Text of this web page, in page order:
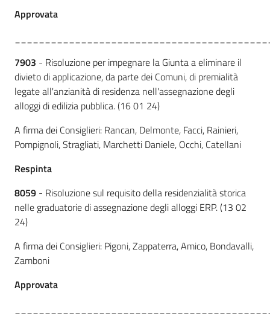
Approvata
7903 - Risoluzione per impegnare la Giunta a eliminare il
divieto di applicazione, da parte dei Comuni, di premialità
legate all'anzianità di residenza nell'assegnazione degli
alloggi di edilizia pubblica. (16 01 24)
A firma dei Consiglieri: Rancan, Delmonte, Facci, Rainieri,
Pompignoli, Stragliati, Marchetti Daniele, Occhi, Catellani
Respinta
8059 - Risoluzione sul requisito della residenzialità storica
nelle graduatorie di assegnazione degli alloggi ERP. (13 02
24)
A firma dei Consiglieri: Pigoni, Zappaterra, Amico, Bondavalli,
Zamboni
Approvata